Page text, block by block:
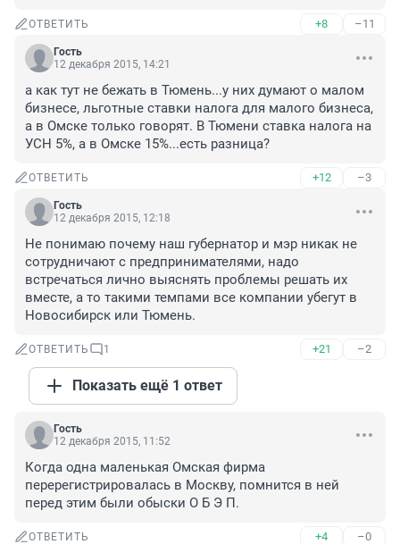
ОТВЕТИТЬ +8 –11
Гость
12 декабря 2015, 14:21
а как тут не бежать в Тюмень...у них думают о малом
бизнесе, льготные ставки налога для малого бизнеса,
а в Омске только говорят. В Тюмени ставка налога на
УСН 5%, а в Омске 15%...есть разница?
ОТВЕТИТЬ +12 –3
Гость
12 декабря 2015, 12:18
Не понимаю почему наш губернатор и мэр никак не
сотрудничают с предпринимателями, надо
встречаться лично выяснять проблемы решать их
вместе, а то такими темпами все компании убегут в
Новосибирск или Тюмень.
ОТВЕТИТЬ 1 +21 –2
Показать ещё 1 ответ
Гость
12 декабря 2015, 11:52
Когда одна маленькая Омская фирма
перерегистрировалась в Москву, помнится в ней
перед этим были обыски О Б Э П.
ОТВЕТИТЬ +4 –0